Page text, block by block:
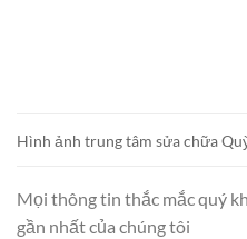
Hình ảnh trung tâm sửa chữa
Mọi thông tin thắc mắc quý
gần nhất của chúng tôi